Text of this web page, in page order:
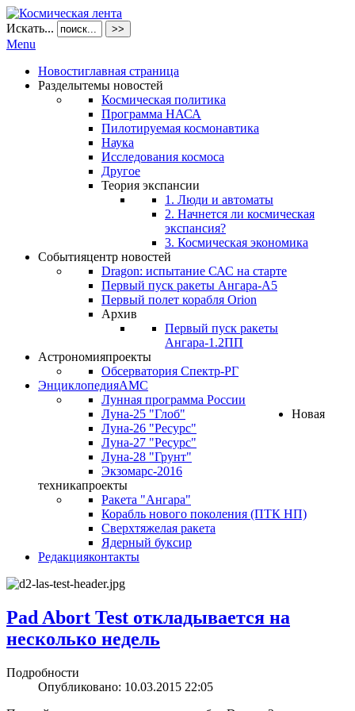
Искать... >>
Menu
Новостиглавная страница
Разделытемы новостей
Космическая политика
Программа НАСА
Пилотируемая космонавтика
Наука
Исследования космоса
Другое
Теория экспансии
1. Люди и автоматы
2. Начнется ли космическая
экспансия?
3. Космическая экономика
Событияцентр новостей
Dragon: испытание САС на старте
Первый пуск ракеты Ангара-А5
Первый полет корабля Orion
Архив
Первый пуск ракеты
Ангара-1.2ПП
Астрономияпроекты
Обсерватория Спектр-РГ
ЭнциклопедияАМС
Лунная программа России
Луна-25 "Глоб"
Луна-26 "Ресурс"
Луна-27 "Ресурс"
Луна-28 "Грунт"
Экзомарс-2016
Новая
техникапроекты
Ракета "Ангара"
Корабль нового поколения (ПТК НП)
Сверхтяжелая ракета
Ядерный буксир
Редакцияконтакты
Pad Abort Test откладывается на
несколько недель
Подробности
Опубликовано: 10.03.2015 22:05